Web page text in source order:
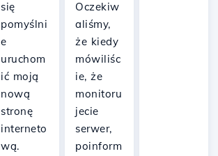
się
pomyślni
e
uruchom
ić moją
nową
stronę
interneto
wą.
Oczekiw
aliśmy,
że kiedy
mówiliśc
ie, że
monitoru
jecie
serwer,
poinform